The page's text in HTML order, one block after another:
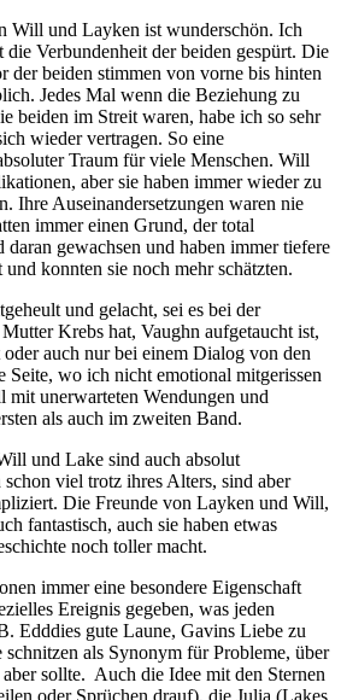
Will und Layken ist wunderschön. Ich
die Verbundenheit der beiden gespürt. Die
der beiden stimmen von vorne bis hinten
Jedes Mal wenn die Beziehung zu
beiden im Streit waren, habe ich so sehr
wieder vertragen. So eine
Traum für viele Menschen. Will
aber sie haben immer wieder zu
Ihre Auseinandersetzungen waren nie
immer einen Grund, der total
gewachsen und haben immer tiefere
konnten sie noch mehr schätzten.
und gelacht, sei es bei der
Krebs hat, Vaughn aufgetaucht ist,
auch nur bei einem Dialog von den
Seite, wo ich nicht emotional mitgerissen
unerwarteten Wendungen und
als auch im zweiten Band.
und Lake sind auch absolut
schon viel trotz ihres Alters, sind aber
Die Freunde von Layken und Will,
fantastisch, auch sie haben etwas
noch toller macht.
immer eine besondere Eigenschaft
Ereignis gegeben, was jeden
Edddies gute Laune, Gavins Liebe zu
schnitzen als Synonym für Probleme, über
sollte. Auch die Idee mit den Sternen
oder Sprüchen drauf), die Julia (Lakes